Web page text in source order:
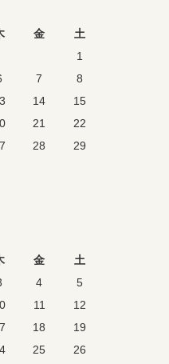
金
土
1
7
8
14
15
21
22
28
29
金
土
4
5
11
12
18
19
25
26